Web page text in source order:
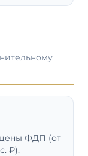
ФДП (от
₽),